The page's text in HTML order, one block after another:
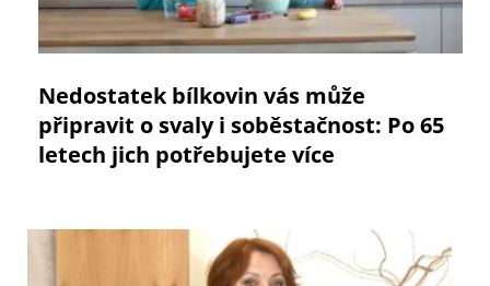
Nedostatek bílkovin vás může
připravit o svaly i soběstačnost: Po 65
letech jich potřebujete více